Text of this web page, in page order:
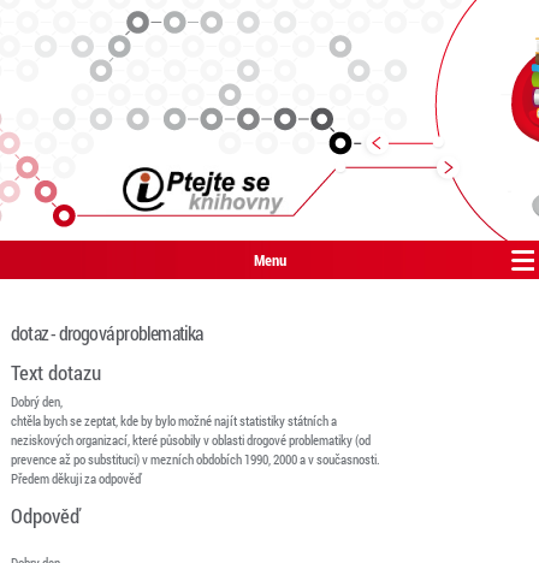
Menu
dotaz - drogová problematika
Text dotazu
Dobrý den,
chtěla bych se zeptat, kde by bylo možné najít statistiky státních a
neziskových organizací, které působily v oblasti drogové problematiky (od
prevence až po substituci) v mezních obdobích 1990, 2000 a v současnosti.
Předem děkuji za odpověď
Odpověď